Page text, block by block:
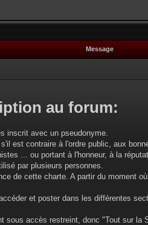
Message
au forum:
inscrit avec un pseudonyme.
est contraire à l'ordre public, aux
... ou portant à l'honneur, à la
par plusieurs personnes.
de cette charte. A partir du moment
et poster dans les différentes
accès restreint, donc "Tout sur